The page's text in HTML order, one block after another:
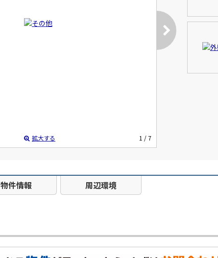
拡大する 1 / 7
物件情報 周辺環境